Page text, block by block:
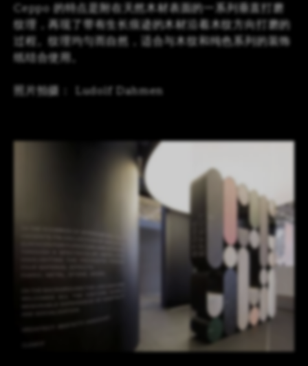
Ceppo 的特点是附在天然木材表面的一系列垂直打磨
纹理，再现了带有生长痕迹的木材沿着木纹方向打磨的
过程。纹理均匀而自然，适合与木纹和纯色系列的装饰
纸结合使用。
照片拍摄： Ludolf Dahmen